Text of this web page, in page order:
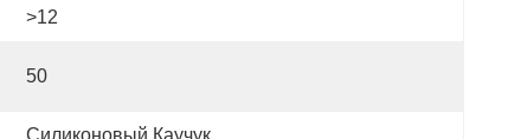
>12
50
Силиконовый Каучук